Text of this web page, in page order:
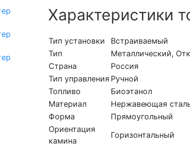
Характеристики
Тип установки
Встраиваемый
Тип
Металлический,
Страна
Россия
Тип управления Ручной
Топливо
Биоэтанол
Материал
Нержавеющая
Форма
Прямоугольный
Ориентация
камина
Горизонтальный